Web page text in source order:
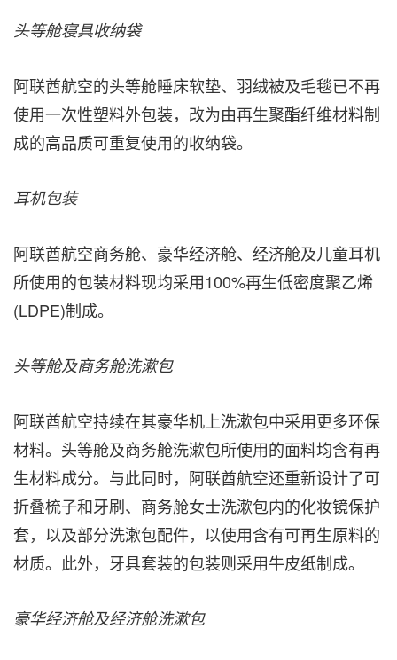
头等舱寝具收纳袋
阿联酋航空的头等舱睡床软垫、羽绒被及毛毯已不再
使用一次性塑料外包装，改为由再生聚酯纤维材料制
成的高品质可重复使用的收纳袋。
耳机包装
阿联酋航空商务舱、豪华经济舱、经济舱及儿童耳机
所使用的包装材料现均采用100%再生低密度聚乙烯
(LDPE)制成。
头等舱及商务舱洗漱包
阿联酋航空持续在其豪华机上洗漱包中采用更多环保
材料。头等舱及商务舱洗漱包所使用的面料均含有再
生材料成分。与此同时，阿联酋航空还重新设计了可
折叠梳子和牙刷、商务舱女士洗漱包内的化妆镜保护
套，以及部分洗漱包配件，以使用含有可再生原料的
材质。此外，牙具套装的包装则采用牛皮纸制成。
豪华经济舱及经济舱洗漱包